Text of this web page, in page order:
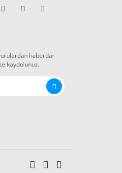
haberdar
kaydolunuz.